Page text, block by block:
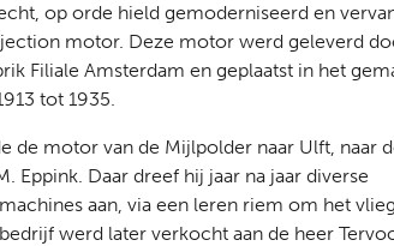
op orde hield gemoderniseerd en
motor. Deze motor werd geleverd
Filiale Amsterdam en geplaatst in het
tot 1935.
de motor van de Mijlpolder naar Ulft, naar
Eppink. Daar dreef hij jaar na jaar diverse
aan, via een leren riem om het
werd later verkocht aan de heer